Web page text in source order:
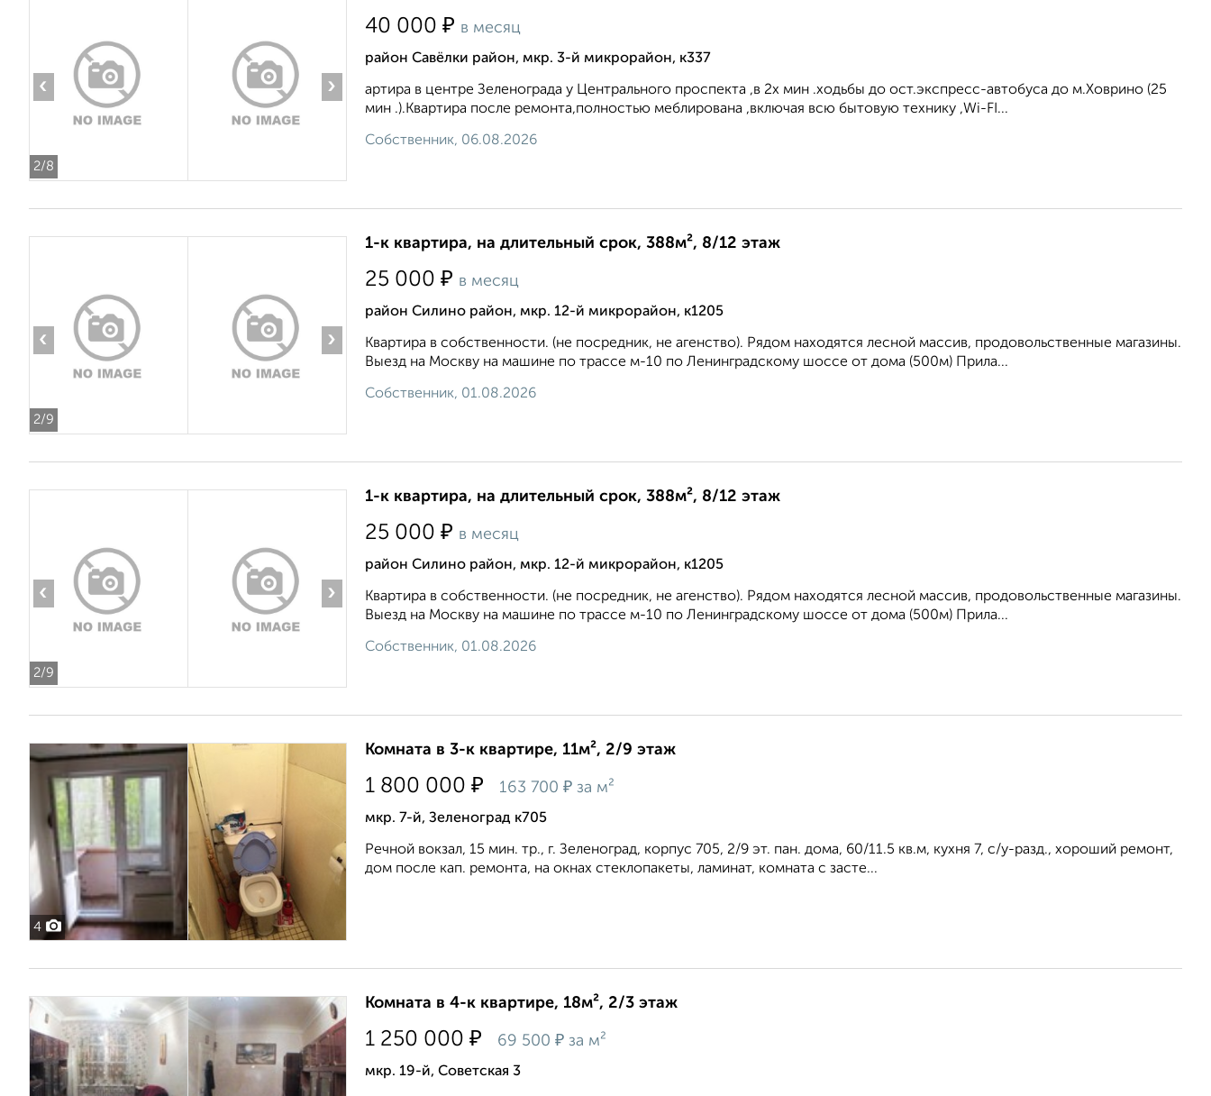
2/8
‹ ›
40 000 ₽ в месяц
район Савёлки район, мкр. 3-й микрорайон, к337
артира в центре Зеленограда у Центрального проспекта ,в 2х мин .ходьбы до ост.экспресс-автобуса до м.Ховрино (25
мин .).Квартира после ремонта,полностью меблирована ,включая всю бытовую технику ,Wi-FI...
Собственник, 06.08.2026
2/9
‹ ›
1-к квартира, на длительный срок, 388м², 8/12 этаж
25 000 ₽ в месяц
район Силино район, мкр. 12-й микрорайон, к1205
Квартира в собственности. (не посредник, не агенство). Рядом находятся лесной массив, продовольственные магазины.
Выезд на Москву на машине по трассе м-10 по Ленинградскому шоссе от дома (500м) Прила...
Собственник, 01.08.2026
2/9
‹ ›
1-к квартира, на длительный срок, 388м², 8/12 этаж
25 000 ₽ в месяц
район Силино район, мкр. 12-й микрорайон, к1205
Квартира в собственности. (не посредник, не агенство). Рядом находятся лесной массив, продовольственные магазины.
Выезд на Москву на машине по трассе м-10 по Ленинградскому шоссе от дома (500м) Прила...
Собственник, 01.08.2026
4
Комната в 3-к квартире, 11м², 2/9 этаж
1 800 000 ₽ 163 700 ₽ за м²
мкр. 7-й, Зеленоград к705
Речной вокзал, 15 мин. тр., г. Зеленоград, корпус 705, 2/9 эт. пан. дома, 60/11.5 кв.м, кухня 7, с/у-разд., хороший ремонт,
дом после кап. ремонта, на окнах стеклопакеты, ламинат, комната с засте...
Комната в 4-к квартире, 18м², 2/3 этаж
1 250 000 ₽ 69 500 ₽ за м²
мкр. 19-й, Советская 3